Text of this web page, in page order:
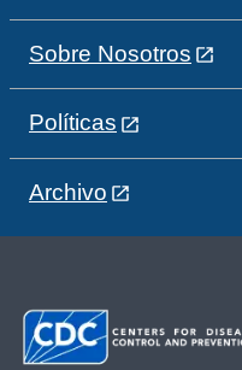
Sobre Nosotros
Políticas
Archivo